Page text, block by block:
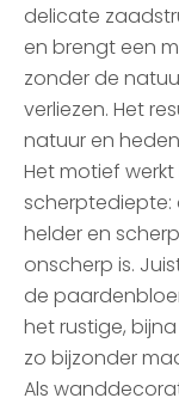
delicate
en brengt een
zonder de
verliezen. Het
natuur en
Het motief
scherptediepte:
helder en
onscherp is.
de
het rustige,
zo bijzonder
Als